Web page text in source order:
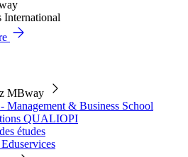
International
MBway
Management & Business School
QUALIOPI
études